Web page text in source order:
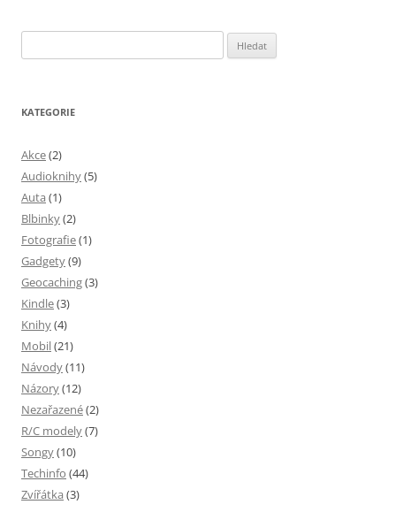
KATEGORIE
Akce(2)
Audioknihy(5)
Auta (1)
Blbinky(2)
Fotografie(1)
Gadgety(9)
Geocaching(3)
Kindle(3)
Knihy(4)
Mobil(21)
Návody(11)
Názory(12)
Nezařazené(2)
R/C modely(7)
Songy(10)
Techinfo (44)
Zvířátka (3)